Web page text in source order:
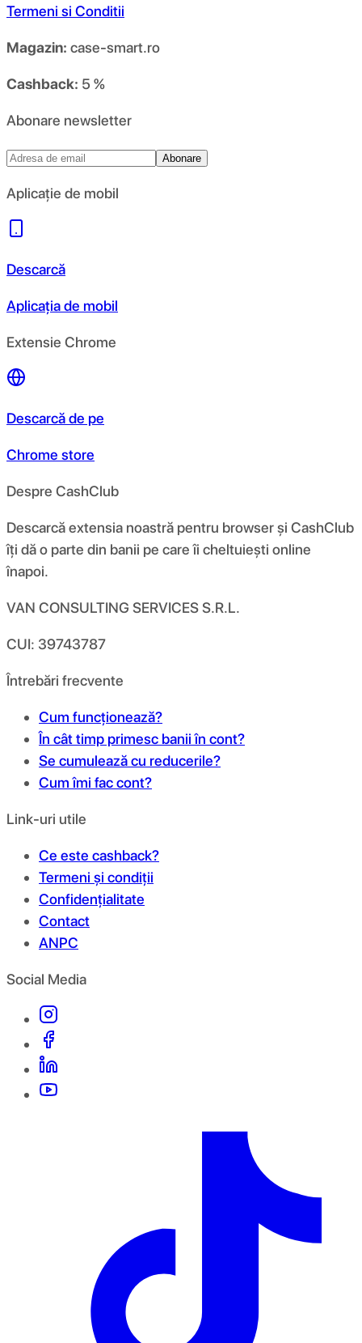
Termeni si Conditii
Magazin: case-smart.ro
Cashback: 5 %
Abonare newsletter
Abonare
Aplicație de mobil
Descarcă
Aplicația de mobil
Extensie Chrome
Descarcă de pe
Chrome store
Despre CashClub
Descarcă extensia noastră pentru browser și CashClub
îți dă o parte din banii pe care îi cheltuiești online
înapoi.
VAN CONSULTING SERVICES S.R.L.
CUI: 39743787
Întrebări frecvente
Cum funcționează?
În cât timp primesc banii în cont?
Se cumulează cu reducerile?
Cum îmi fac cont?
Link-uri utile
Ce este cashback?
Termeni și condiții
Confidențialitate
Contact
ANPC
Social Media